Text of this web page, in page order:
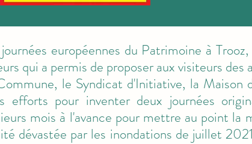
européennes du Patrimoine à
qui a permis de proposer aux visiteurs
le Syndicat d'Initiative, la
efforts pour inventer deux journées
mois à l'avance pour mettre au point
dévastée par les inondations de juillet